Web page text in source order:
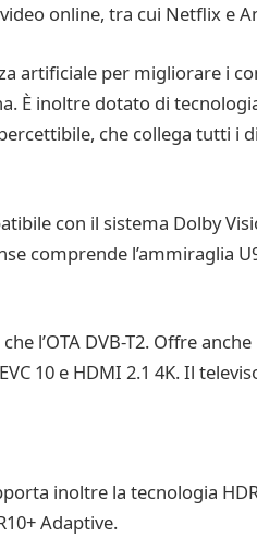
online, tra cui Netflix e
artificiale per migliorare i
È inoltre dotato di
che collega tutti i
con il sistema Dolby
comprende l’ammiraglia
l’OTA DVB-T2. Offre
10 e HDMI 2.1 4K. Il
inoltre la tecnologia
Adaptive.